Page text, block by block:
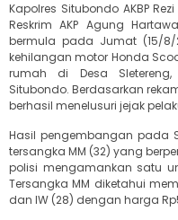
Kapolres Situbondo AKBP
Reskrim AKP Agung
bermula pada Jumat (15/
kehilangan motor Honda
rumah di Desa Sletereng,
Situbondo. Berdasarkan
berhasil menelusuri jejak
Hasil pengembangan pada
tersangka MM (32) yang
polisi mengamankan satu
Tersangka MM diketahui
dan IW (28) dengan harga